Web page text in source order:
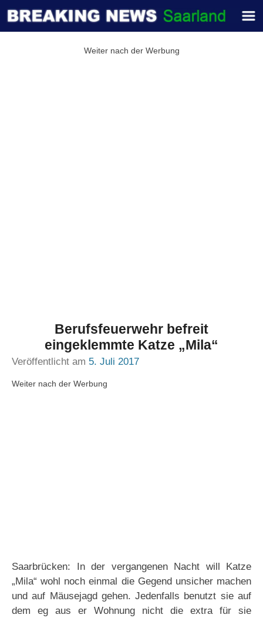
Weiter nach der Werbung
Berufsfeuerwehr befreit
eingeklemmte Katze „Mila“
Veröffentlicht am 5. Juli 2017
Weiter nach der Werbung
Saarbrücken: In der vergangenen Nacht will Katze
„Mila“ wohl noch einmal die Gegend unsicher machen
und auf Mäusejagd gehen. Jedenfalls benutzt sie auf
dem eg aus er Wohnung nicht die extra für sie